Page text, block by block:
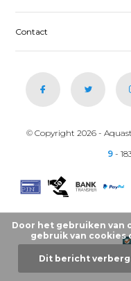
Contact
© Copyright 2026 -
9 -
Door het gebruiken van
gebruik van cookies
Dit bericht